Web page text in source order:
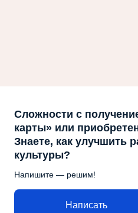
Сложности с
карты» или
Знаете, как улучшить
культуры?
Напишите — решим!
Написать